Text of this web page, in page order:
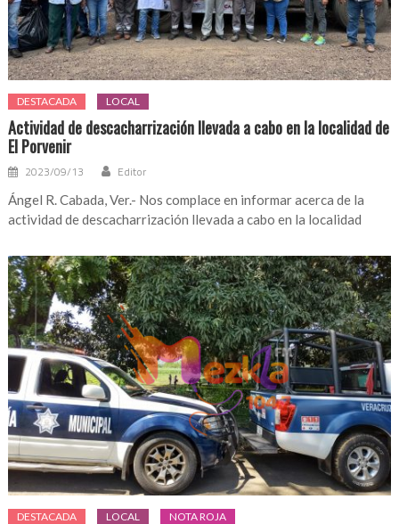
DESTACADA LOCAL
Actividad de descacharrización llevada a cabo en la localidad de
El Porvenir
2023/09/13 Editor
Ángel R. Cabada, Ver.- Nos complace en informar acerca de la
actividad de descacharrización llevada a cabo en la localidad
DESTACADA LOCAL NOTA ROJA